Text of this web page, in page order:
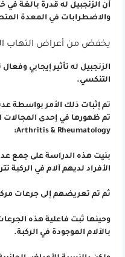
أن الزنجبيل له قدرة بالغة
والاضطرابات في المعدة
يخفض من أعراض التهاب
الزنجبيل له تأثير إيجابي
التنكسي.
تم إثبات ذلك الأمر بواسطة
Arthritis & Rheumatology:
بنيت هذه الدراسة على جمع
الأفراد لديهم آلام في
ثم تم تعريضهم إلى جرعات
وحينها ثبت فاعلية هذه
بالآلام الموجودة في الركبة.